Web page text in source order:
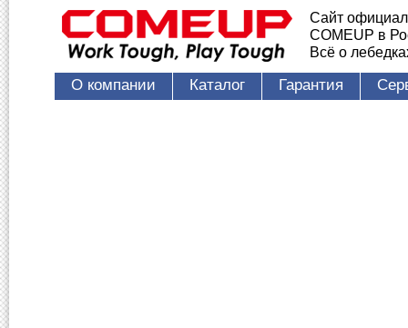
Сайт
COMEUP в
Всё о
О компании Каталог Гарантия